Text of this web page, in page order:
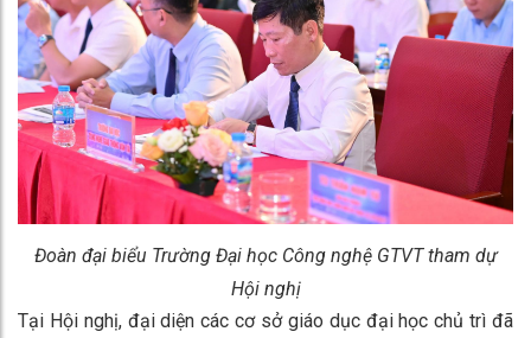
Đoàn đại biểu Trường Đại học Công nghệ GTVT tham dự
Hội nghị
Tại Hội nghị, đại diện các cơ sở giáo dục đại học chủ trì đã